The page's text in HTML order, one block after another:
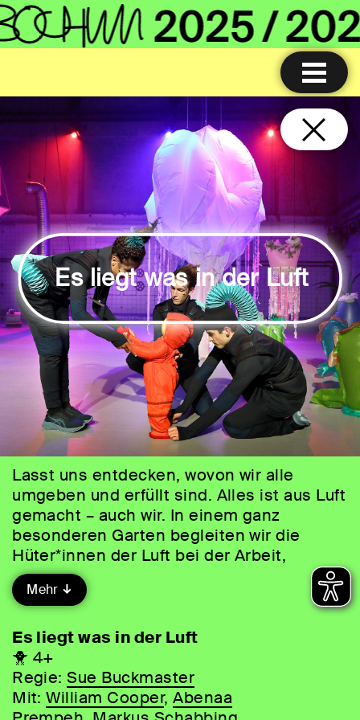
Es liegt was in der Luft
Lasst uns entdecken, wovon wir alle
umgeben und erfüllt sind. Alles ist aus Luft
gemacht – auch wir. In einem ganz
besonderen Garten begleiten wir die
Hüter*innen der Luft bei der Arbeit,
entdecken erstaunliche Wesen und
Gewächse, tauchen mit ihnen hinein ins
Meer und steigen hinauf in die Lüfte. Atme
tief ein und lass dich von
atemberaubenden Objekten überraschen,
durch die du Luft mit anderen Augen
siehst.
Mehr
Es liegt was in der Luft
🐥 4+
Regie:Sue Buckmaster
Mit:William Cooper,Abenaa